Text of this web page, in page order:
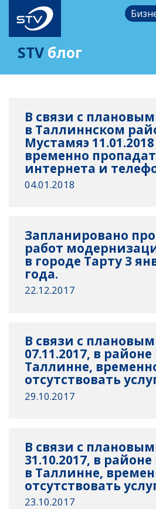
STV блог
В связи с
в Таллиннском
Мустамяэ
временно
интернета и
04.01.2018
Запланировано
работ
в городе Тарту 3
года.
22.12.2017
В связи с
07.11.2017, в
Таллинне,
отсутствовать
29.10.2017
В связи с
31.10.2017, в
в Таллинне,
отсутствовать
23.10.2017